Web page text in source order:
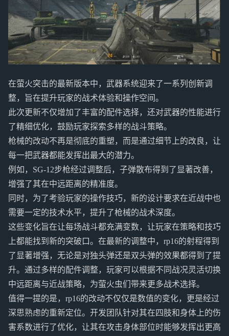
在萤火突击的最新版本中，武器系统迎来了一系列创新调
整，旨在提升玩家的战术体验和操作空间。
此次更新不仅增加了丰富的配件选择，还对武器的性能进行
了精细优化，鼓励玩家探索多样的战斗策略。
枪械的改动不再是彻底的重塑，而是通过细节上的改良，让
每一把武器都能发挥出最大的潜力。
例如，SG-12步枪经过调整后，子弹散布得到了显著改善，
增强了其在中远距离的精准度。
同时，为了考验玩家的操作技巧，新的设计要求在近战中也
需要一定的技术水平，提升了枪械的战术深度。
这些变化旨在让每场战斗都充满变数，让玩家在策略和技巧
上都能找到新的突破口。在最新的调整中，rp16的射程得到
了显著增强，无论是对独头弹还是双头弹的效果都得到了提
升。通过多样的配件调整，玩家可以根据不同战况灵活切换
中远距离与近战策略，为萤火虫们带来更多战术选择。
值得一提的是，rp16的改动不仅仅是数值的变化，更是经过
深思熟虑的重新定位。开发团队针对其在四肢和身体上的伤
害系数进行了优化，让其在攻击身体部位时能够发挥出更高